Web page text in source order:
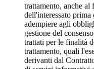
trattamento, anche al
dell'interessato
adempiere agli
gestione del
trattati per le finalità
trattamento, quali
derivanti dal